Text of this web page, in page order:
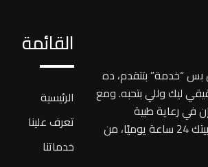
“خدمة” بتتقدم، ده
ليك وللي بتحبه. ومع
في رعاية طبية
وإنسانية حقيقية في بيتك 24 ساعة يوميًا، من
القائمة
الرئيسية
تعرف علينا
خدماتنا